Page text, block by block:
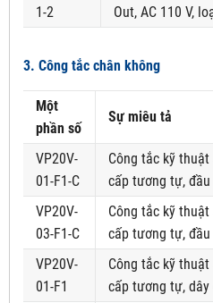
1-2
Out, AC 110 V,
3. Công tắc chân không
Một
phần số
Sự miêu tả
VP20V-
01-F1-C
Công tắc kỹ
cấp tương tự, đầu
VP20V-
03-F1-C
Công tắc kỹ
cấp tương tự, đầu
VP20V-
01-F1
Công tắc kỹ
cấp tương tự, dây